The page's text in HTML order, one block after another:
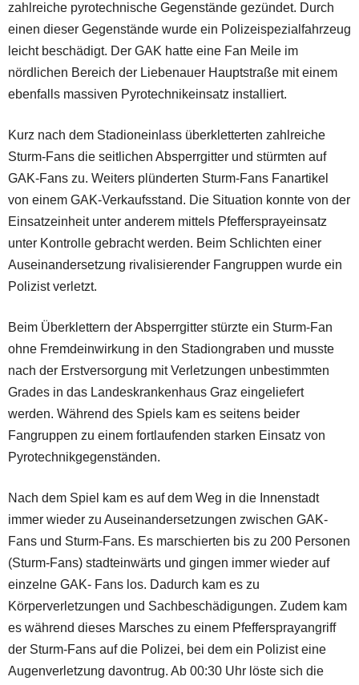
zahlreiche pyrotechnische Gegenstände gezündet. Durch
einen dieser Gegenstände wurde ein Polizeispezialfahrzeug
leicht beschädigt. Der GAK hatte eine Fan Meile im
nördlichen Bereich der Liebenauer Hauptstraße mit einem
ebenfalls massiven Pyrotechnikeinsatz installiert.
Kurz nach dem Stadioneinlass überkletterten zahlreiche
Sturm-Fans die seitlichen Absperrgitter und stürmten auf
GAK-Fans zu. Weiters plünderten Sturm-Fans Fanartikel
von einem GAK-Verkaufsstand. Die Situation konnte von der
Einsatzeinheit unter anderem mittels Pfeffersprayeinsatz
unter Kontrolle gebracht werden. Beim Schlichten einer
Auseinandersetzung rivalisierender Fangruppen wurde ein
Polizist verletzt.
Beim Überklettern der Absperrgitter stürzte ein Sturm-Fan
ohne Fremdeinwirkung in den Stadiongraben und musste
nach der Erstversorgung mit Verletzungen unbestimmten
Grades in das Landeskrankenhaus Graz eingeliefert
werden. Während des Spiels kam es seitens beider
Fangruppen zu einem fortlaufenden starken Einsatz von
Pyrotechnikgegenständen.
Nach dem Spiel kam es auf dem Weg in die Innenstadt
immer wieder zu Auseinandersetzungen zwischen GAK-
Fans und Sturm-Fans. Es marschierten bis zu 200 Personen
(Sturm-Fans) stadteinwärts und gingen immer wieder auf
einzelne GAK- Fans los. Dadurch kam es zu
Körperverletzungen und Sachbeschädigungen. Zudem kam
es während dieses Marsches zu einem Pfeffersprayangriff
der Sturm-Fans auf die Polizei, bei dem ein Polizist eine
Augenverletzung davontrug. Ab 00:30 Uhr löste sich die